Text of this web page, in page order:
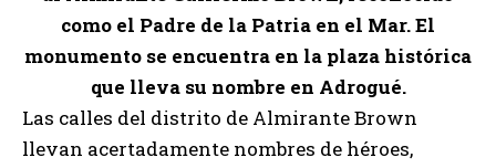
como el Padre de la Patria en el Mar. El
monumento se encuentra en la plaza histórica
que lleva su nombre en Adrogué.
Las calles del distrito de Almirante Brown
llevan acertadamente nombres de héroes,